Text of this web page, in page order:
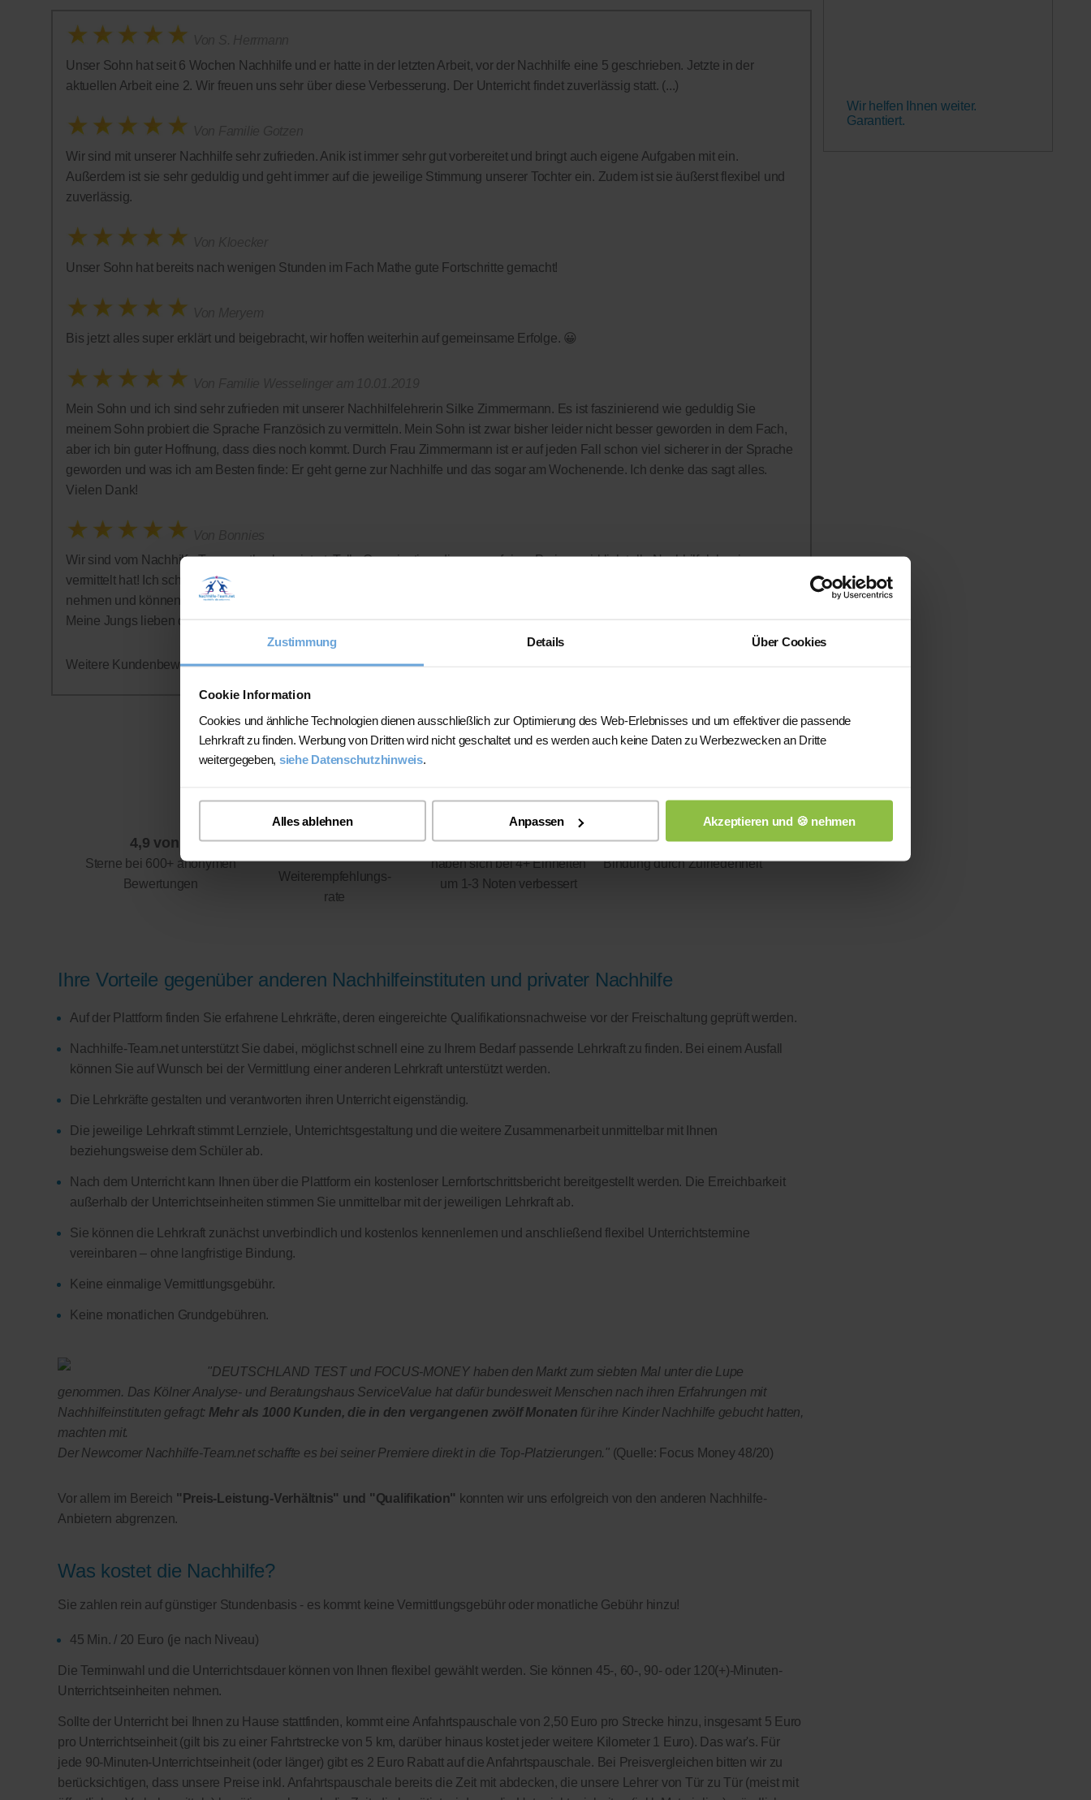
Zustimmung Details Über Cookies
Cookie Information
Cookies und änhliche Technologien dienen ausschließlich zur Optimierung des Web-Erlebnisses und um effektiver die passende
Lehrkraft zu finden. Werbung von Dritten wird nicht geschaltet und es werden auch keine Daten zu Werbezwecken an Dritte
weitergegeben, siehe Datenschutzhinweis.
Alles ablehnen Anpassen Akzeptieren und 🍪 nehmen
Wir helfen Ihnen weiter.
Garantiert.
Unser Sohn hat seit 6 Wochen Nachhilfe und er hatte in der letzten Arbeit, vor der Nachhilfe eine 5 geschrieben. Jetzte in der
aktuellen Arbeit eine 2. Wir freuen uns sehr über diese Verbesserung. Der Unterricht findet zuverlässig statt. (...)
Wir sind mit unserer Nachhilfe sehr zufrieden. Anik ist immer sehr gut vorbereitet und bringt auch eigene Aufgaben mit ein.
Außerdem ist sie sehr geduldig und geht immer auf die jeweilige Stimmung unserer Tochter ein. Zudem ist sie äußerst flexibel und
zuverlässig.
Unser Sohn hat bereits nach wenigen Stunden im Fach Mathe gute Fortschritte gemacht!
Bis jetzt alles super erklärt und beigebracht, wir hoffen weiterhin auf gemeinsame Erfolge. 😀
Mein Sohn und ich sind sehr zufrieden mit unserer Nachhilfelehrerin Silke Zimmermann. Es ist faszinierend wie geduldig Sie
meinem Sohn probiert die Sprache Französich zu vermitteln. Mein Sohn ist zwar bisher leider nicht besser geworden in dem Fach,
aber ich bin guter Hoffnung, dass dies noch kommt. Durch Frau Zimmermann ist er auf jeden Fall schon viel sicherer in der Sprache
geworden und was ich am Besten finde: Er geht gerne zur Nachhilfe und das sogar am Wochenende. Ich denke das sagt alles.
Vielen Dank!
Wir sind vom Nachhilfe-Team restlos begeistert: Tolle Organisation, die uns zu fairen Preisen wirklich tolle Nachhilfelehrerinnen
vermittelt hat! Ich schätze auch sehr, dass auf ein Abo komplett verzichtet wird - wir zahlen nur die Leistung, die wir auch in Anspruch
nehmen und können jederzeit aufhören - was wir allerdings auch bei deutlich besseren Noten so schnell nicht machen werden!
Meine Jungs lieben die Nachhilfestunden - wer hätte das gedacht!?
Weitere Kundenbewertungen finden Sie auf der offiziellen Bewertungsplattform
4,9 von 5
Sterne bei 600+ anonymen
Bewertungen
Weiterempfehlungs-
rate
93%
haben sich bei 4+ Einheiten
um 1-3 Noten verbessert
100%
Bindung durch Zufriedenheit
Ihre Vorteile gegenüber anderen Nachhilfeinstituten und privater Nachhilfe
Auf der Plattform finden Sie erfahrene Lehrkräfte, deren eingereichte Qualifikationsnachweise vor der Freischaltung geprüft werden.
Nachhilfe-Team.net unterstützt Sie dabei, möglichst schnell eine zu Ihrem Bedarf passende Lehrkraft zu finden. Bei einem Ausfall
können Sie auf Wunsch bei der Vermittlung einer anderen Lehrkraft unterstützt werden.
Die Lehrkräfte gestalten und verantworten ihren Unterricht eigenständig.
Die jeweilige Lehrkraft stimmt Lernziele, Unterrichtsgestaltung und die weitere Zusammenarbeit unmittelbar mit Ihnen
beziehungsweise dem Schüler ab.
Nach dem Unterricht kann Ihnen über die Plattform ein kostenloser Lernfortschrittsbericht bereitgestellt werden. Die Erreichbarkeit
außerhalb der Unterrichtseinheiten stimmen Sie unmittelbar mit der jeweiligen Lehrkraft ab.
Sie können die Lehrkraft zunächst unverbindlich und kostenlos kennenlernen und anschließend flexibel Unterrichtstermine
vereinbaren – ohne langfristige Bindung.
Keine einmalige Vermittlungsgebühr.
Keine monatlichen Grundgebühren.
"DEUTSCHLAND TEST und FOCUS-MONEY haben den Markt zum siebten Mal unter die Lupe
genommen. Das Kölner Analyse- und Beratungshaus ServiceValue hat dafür bundesweit Menschen nach ihren Erfahrungen mit
Nachhilfeinstituten gefragt: Mehr als 1000 Kunden, die in den vergangenen zwölf Monaten für ihre Kinder Nachhilfe gebucht hatten,
machten mit.
Der Newcomer Nachhilfe-Team.net schaffte es bei seiner Premiere direkt in die Top-Platzierungen."(Quelle: Focus Money 48/20)
Vor allem im Bereich "Preis-Leistung-Verhältnis" und "Qualifikation" konnten wir uns erfolgreich von den anderen Nachhilfe-
Anbietern abgrenzen.
Was kostet die Nachhilfe?
Sie zahlen rein auf günstiger Stundenbasis - es kommt keine Vermittlungsgebühr oder monatliche Gebühr hinzu!
45 Min. / 20 Euro (je nach Niveau)
Die Terminwahl und die Unterrichtsdauer können von Ihnen flexibel gewählt werden. Sie können 45-, 60-, 90- oder 120(+)-Minuten-
Unterrichtseinheiten nehmen.
Sollte der Unterricht bei Ihnen zu Hause stattfinden, kommt eine Anfahrtspauschale von 2,50 Euro pro Strecke hinzu, insgesamt 5 Euro
pro Unterrichtseinheit (gilt bis zu einer Fahrtstrecke von 5 km, darüber hinaus kostet jeder weitere Kilometer 1 Euro). Das war's. Für
jede 90-Minuten-Unterrichtseinheit (oder länger) gibt es 2 Euro Rabatt auf die Anfahrtspauschale. Bei Preisvergleichen bitten wir zu
berücksichtigen, dass unsere Preise inkl. Anfahrtspauschale bereits die Zeit mit abdecken, die unsere Lehrer von Tür zu Tür (meist mit